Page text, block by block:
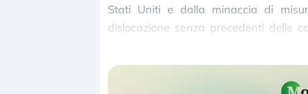
Stati Uniti e dalla minaccia di
dislocazione senza precedenti delle